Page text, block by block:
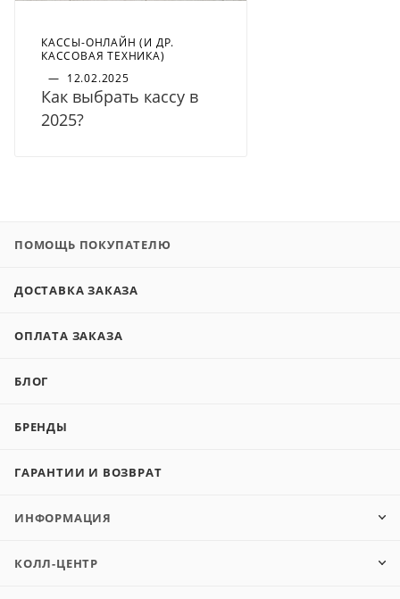
КАССЫ-ОНЛАЙН (И ДР.
КАССОВАЯ ТЕХНИКА)
— 12.02.2025
Как выбрать кассу в
2025?
ПОМОЩЬ ПОКУПАТЕЛЮ
ДОСТАВКА ЗАКАЗА
ОПЛАТА ЗАКАЗА
БЛОГ
БРЕНДЫ
ГАРАНТИИ И ВОЗВРАТ
ИНФОРМАЦИЯ
КОЛЛ-ЦЕНТР